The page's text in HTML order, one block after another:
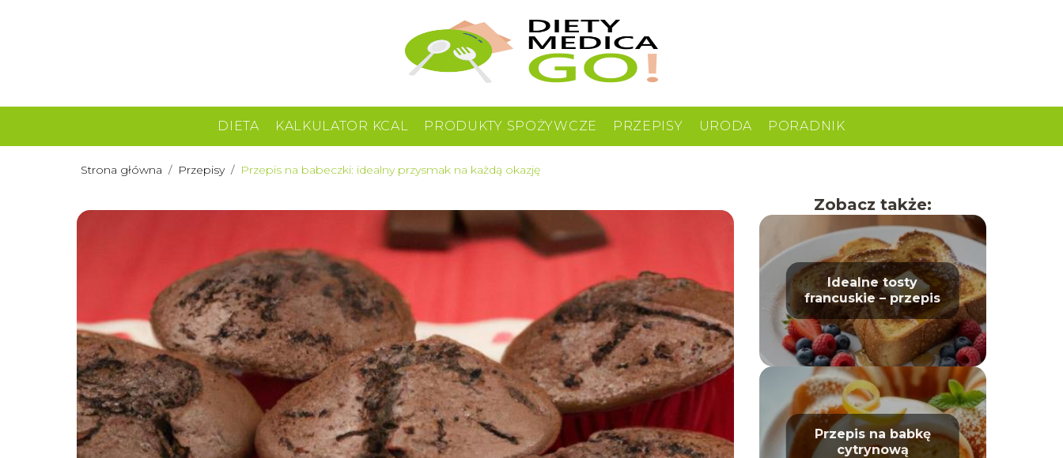
DIETA KALKULATOR KCAL PRODUKTY SPOŻYWCZE PRZEPISY URODA PORADNIK
Strona główna / Przepisy / Przepis na babeczki: idealny przysmak na każdą okazję
Zobacz także:
Idealne tosty
francuskie – przepis
Przepis na babkę
cytrynową